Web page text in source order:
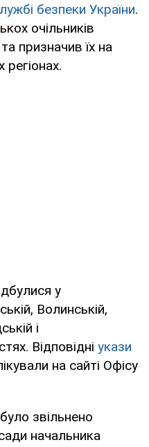
безпеки України.
очільників
призначив їх на
регіонах.
у
Волинській,
і
Відповідні укази
на сайті Офісу
звільнено
начальника